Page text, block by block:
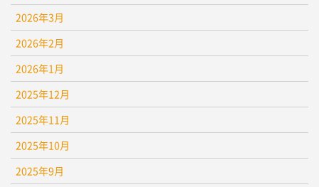
2026年3月
2026年2月
2026年1月
2025年12月
2025年11月
2025年10月
2025年9月